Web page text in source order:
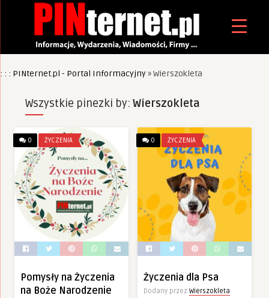
: : : PINternet.pl - Portal Informacyjny»Wierszokleta
Wszystkie pinezki by: Wierszokleta
0 ŻYCZENIA
Pomysły na Życzenia
na Boże Narodzenie
0 ŻYCZENIA
Życzenia dla Psa
Dodany przez Wierszokleta